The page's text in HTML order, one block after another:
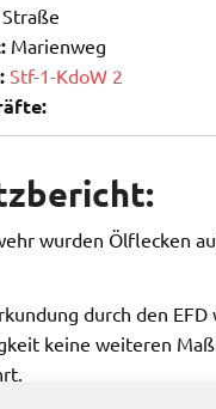
Marienweg
Stf-1-KdoW 2
wurden Ölflecken
durch den
keine weiteren